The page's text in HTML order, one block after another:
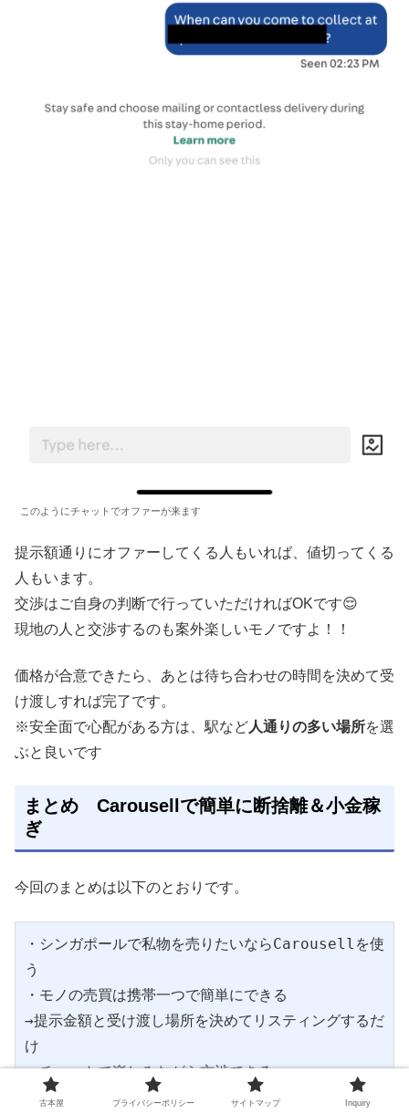
このようにチャットでオファーが来ます
提示額通りにオファーしてくる人もいれば、値切ってくる
人もいます。
交渉はご自身の判断で行っていただければOKです😌
現地の人と交渉するのも案外楽しいモノですよ！！
価格が合意できたら、あとは待ち合わせの時間を決めて受
け渡しすれば完了です。
※安全面で心配がある方は、駅など人通りの多い場所を選
ぶと良いです
まとめ Carousellで簡単に断捨離＆小金稼
ぎ
今回のまとめは以下のとおりです。
・シンガポールで私物を売りたいならCarousellを使
う
・モノの売買は携帯一つで簡単にできる
→提示金額と受け渡し場所を決めてリスティングするだ
け
・チャットで楽しみながら交渉できる
・受け渡し場所は人通りの多いところがベター
古本屋 プライバシーポリシー サイトマップ Inquiry